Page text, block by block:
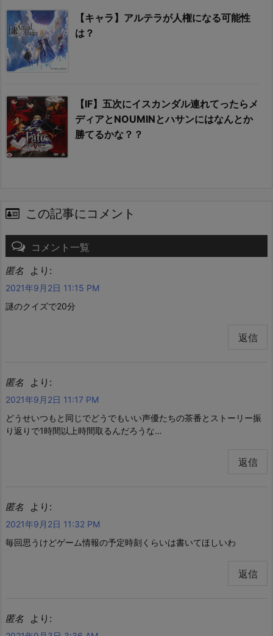
【キャラ】アルテラが人権になる可能性
は？
【IF】五次にイスカンダル連れてったらメ
ディアとNOUMINとハサンにはなんとか
勝てるかな？？
この記事にコメント
コメント一覧
匿名 より:
2021年9月2日 11:15 PM
謎のクイズで20分
返信
匿名 より:
2021年9月2日 11:17 PM
どうせいつもと同じでどうでもいい声優たちの茶番とストーリー振
り返りで1時間以上時間取るんだろうな…
返信
匿名 より:
2021年9月2日 11:32 PM
毎回思うけどゲーム情報の予定時刻くらいは書いてほしいわ
返信
匿名 より: